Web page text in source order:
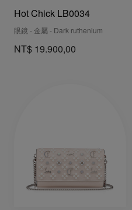
Hot Chick LB0034
眼鏡 - 金屬 - Dark ruthenium
NT$ 19.900,00